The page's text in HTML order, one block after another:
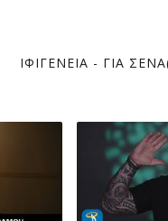
ΙΦΙΓΕΝΕΙΑ - ΓΙΑ